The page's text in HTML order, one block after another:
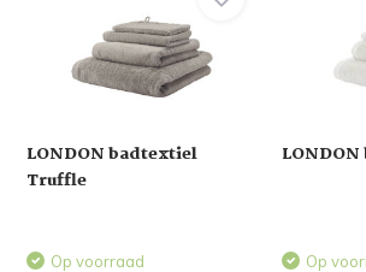
LONDON badtextiel
Truffle
Op voorraad
Op